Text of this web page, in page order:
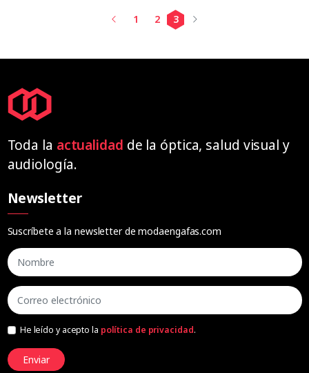
1 2 3
Toda la actualidad de la óptica, salud visual y
audiología.
Newsletter
Suscríbete a la newsletter de modaengafas.com
He leído y acepto la política de privacidad.
Enviar